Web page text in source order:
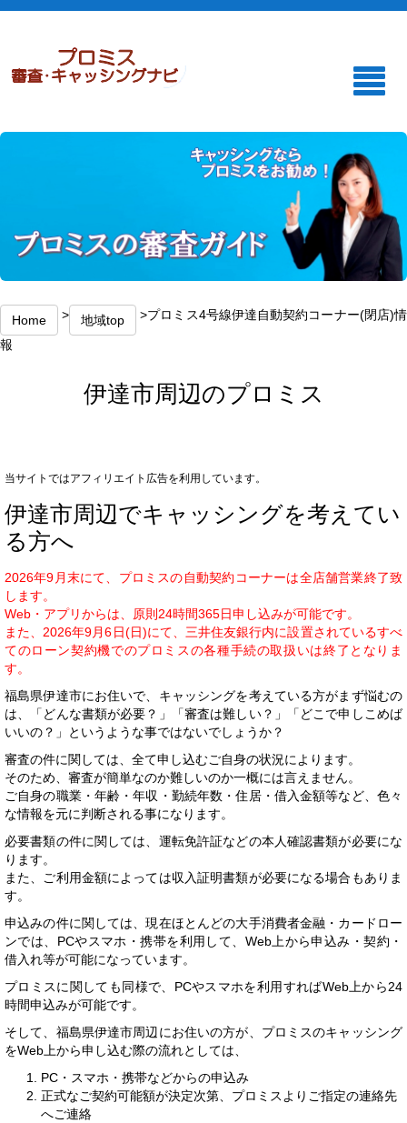
Home > 地域top >プロミス4号線伊達自動契約コーナー(閉店)情
報
伊達市周辺のプロミス
当サイトではアフィリエイト広告を利用しています。
伊達市周辺でキャッシングを考えてい
る方へ
2026年9月末にて、プロミスの自動契約コーナーは全店舗営業終了致
します。
Web・アプリからは、原則24時間365日申し込みが可能です。
また、2026年9月6日(日)にて、三井住友銀行内に設置されているすべ
てのローン契約機でのプロミスの各種手続の取扱いは終了となりま
す。
福島県伊達市にお住いで、キャッシングを考えている方がまず悩むの
は、「どんな書類が必要？」「審査は難しい？」「どこで申しこめば
いいの？」というような事ではないでしょうか？
審査の件に関しては、全て申し込むご自身の状況によります。
そのため、審査が簡単なのか難しいのか一概には言えません。
ご自身の職業・年齢・年収・勤続年数・住居・借入金額等など、色々
な情報を元に判断される事になります。
必要書類の件に関しては、運転免許証などの本人確認書類が必要にな
ります。
また、ご利用金額によっては収入証明書類が必要になる場合もありま
す。
申込みの件に関しては、現在ほとんどの大手消費者金融・カードロー
ンでは、PCやスマホ・携帯を利用して、Web上から申込み・契約・
借入れ等が可能になっています。
プロミスに関しても同様で、PCやスマホを利用すればWeb上から24
時間申込みが可能です。
そして、福島県伊達市周辺にお住いの方が、プロミスのキャッシング
をWeb上から申し込む際の流れとしては、
PC・スマホ・携帯などからの申込み
正式なご契約可能額が決定次第、プロミスよりご指定の連絡先
へご連絡